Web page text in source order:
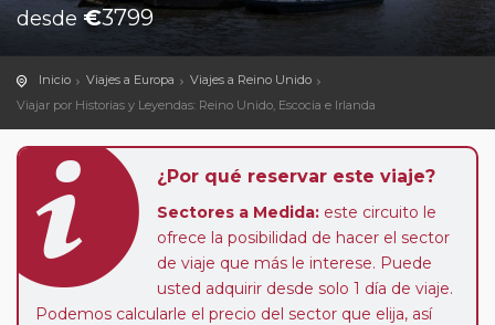
desde €3799
Inicio Viajes a Europa
Viajes a Reino Unido
Viajar por Historias y Leyendas: Reino Unido, Escocia e Irlanda
¿Por qué reservar este viaje?
Sectores a Medida: este circuito le
ofrece la posibilidad de hacer el sector
de viaje que más le interese. Puede
usted adquirir desde solo 1 día de viaje.
Podemos calcularle el precio del sector que elija, así